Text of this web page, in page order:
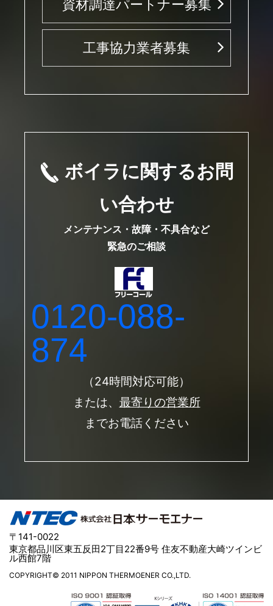
資材調達パートナー募集
工事協力業者募集
ボイラに関するお問
い合わせ
メンテナンス・故障・不具合など
緊急のご相談
0120-088-
874
（24時間対応可能）
または、 最寄りの営業所
までお電話ください
〒141-0022
東京都品川区東五反田2丁目22番9号 住友不動産大崎ツインビ
ル西館7階
COPYRIGHT© 2011 NIPPON THERMOENER CO.,LTD.